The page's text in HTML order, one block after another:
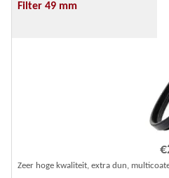
Filter 49 mm
€
Zeer hoge kwaliteit, extra dun,